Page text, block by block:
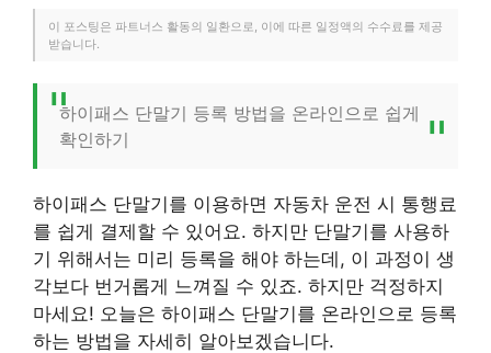
이 포스팅은 파트너스 활동의 일환으로, 이에 따른 일정액의 수수료를 제공
받습니다.
하이패스 단말기 등록 방법을 온라인으로 쉽게
확인하기
하이패스 단말기를 이용하면 자동차 운전 시 통행료
를 쉽게 결제할 수 있어요. 하지만 단말기를 사용하
기 위해서는 미리 등록을 해야 하는데, 이 과정이 생
각보다 번거롭게 느껴질 수 있죠. 하지만 걱정하지
마세요! 오늘은 하이패스 단말기를 온라인으로 등록
하는 방법을 자세히 알아보겠습니다.